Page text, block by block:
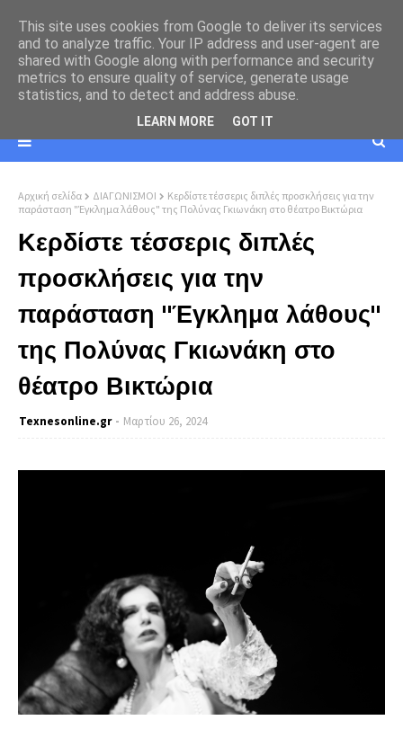
Αρχική σελίδα ΔΙΑΓΩΝΙΣΜΟΙ
Κερδίστε τέσσερις διπλές προσκλήσεις για την
παράσταση "Έγκλημα λάθους" της Πολύνας Γκιωνάκη στο θέατρο Βικτώρια
Κερδίστε τέσσερις διπλές
προσκλήσεις για την
παράσταση "Έγκλημα λάθους"
της Πολύνας Γκιωνάκη στο
θέατρο Βικτώρια
Texnesοnline.gr Μαρτίου 26, 2024
This site uses cookies from Google to deliver its services
and to analyze traffic. Your IP address and user-agent are
shared with Google along with performance and security
metrics to ensure quality of service, generate usage
statistics, and to detect and address abuse.
LEARN MORE GOT IT